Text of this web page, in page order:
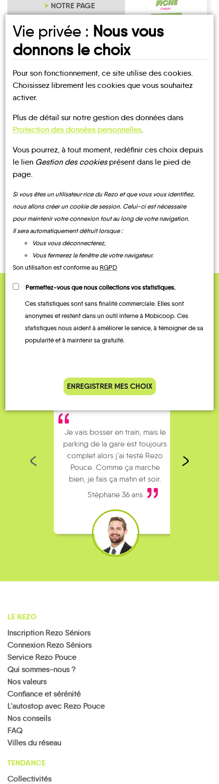
NOTRE PAGE
D'INSCRIPTION
Comps
UN AVIS, UN TÉMOIGNAGE
CONTACTEZ-NOUS !
QUELQUES
Témoignages
Je vais bosser en train, mais le
parking de la gare est toujours
complet alors j’ai testé Rezo
Pouce. Comme ça marche
bien, je fais ça matin et soir.
Stéphane 36 ans
LE REZO
Inscription Rezo Séniors
Connexion Rezo Séniors
Service Rezo Pouce
Qui sommes-nous ?
Nos valeurs
Confiance et sérénité
L'autostop avec Rezo Pouce
Nos conseils
FAQ
Villes du réseau
TENDANCE
Collectivités
Vie privée : Nous vous
donnons le choix
Pour son fonctionnement, ce site utilise des cookies.
Choisissez librement les cookies que vous souhaitez
activer.
Plus de détail sur notre gestion des données dans
Protection des données personnelles.
Vous pourrez, à tout moment, redéfinir ces choix depuis
le lien Gestion des cookiesprésent dans le pied de
page.
Si vous êtes un utilisateur·rice du Rezo et que vous vous identifiez,
nous allons créer un cookie de session. Celui-ci est nécessaire
pour maintenir votre connexion tout au long de votre navigation.
Il sera automatiquement détruit lorsque :
Vous vous déconnecterez,
Vous fermerez la fenêtre de votre navigateur.
Son utilisation est conforme au RGPD
Permettez-vous que nous collections vos statistiques.
Ces statistiques sont sans finalité commerciale. Elles sont
anonymes et restent dans un outil interne à Mobicoop. Ces
statistiques nous aident à améliorer le service, à témoigner de sa
popularité et à maintenir sa gratuité.
ENREGISTRER MES CHOIX